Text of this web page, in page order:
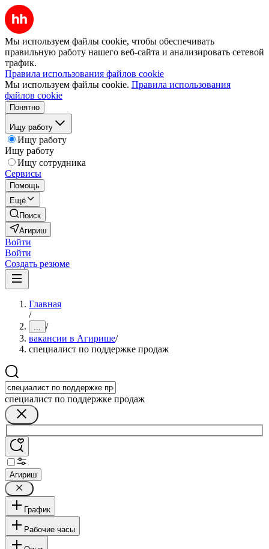
Мы используем файлы cookie, чтобы обеспечивать
правильную работу нашего веб-сайта и анализировать сетевой
трафик.
Правила использования файлов cookie
Мы используем файлы cookie. Правила использования
файлов cookie
Понятно
Ищу работу
Ищу работу
Ищу работу
Ищу сотрудника
Сервисы
Помощь
Ещё
Поиск
Агириш
Войти
Войти
Создать резюме
Главная
/
... /
вакансии в Агирише/
специалист по поддержке продаж
специалист по поддержке продаж
Агириш
График
Рабочие часы